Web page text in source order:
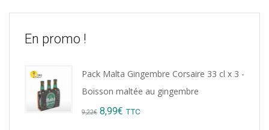
En promo !
Pack Malta Gingembre Corsaire 33 cl x 3 -
Boisson maltée au gingembre
9,22€ Original
8,99€ Current
TTC